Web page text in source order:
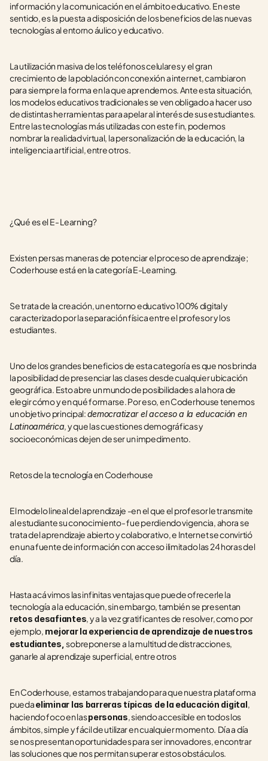
información y la comunicación en el ámbito educativo. En este
sentido, es la puesta a disposición de los beneficios de las nuevas
tecnologías al entorno áulico y educativo.
La utilización masiva de los teléfonos celulares y el gran
crecimiento de la población con conexión a internet, cambiaron
para siempre la forma en la que aprendemos. Ante esta situación,
los modelos educativos tradicionales se ven obligado a hacer uso
de distintas herramientas para apelar al interés de sus estudiantes.
Entre las tecnologías más utilizadas con este fin, podemos
nombrar la realidad virtual, la personalización de la educación, la
inteligencia artificial, entre otros.
¿Qué es el E- Learning?
Existen persas maneras de potenciar el proceso de aprendizaje;
Coderhouse está en la categoría E-Learning.
Se trata de la creación, un entorno educativo 100% digital y
caracterizado por la separación física entre el profesor y los
estudiantes.
Uno de los grandes beneficios de esta categoría es que nos brinda
la posibilidad de presenciar las clases desde cualquier ubicación
geográfica. Esto abre un mundo de posibilidades a la hora de
elegir cómo y en qué formarse. Por eso, en Coderhouse tenemos
un objetivo principal: democratizar el acceso a la educación en
Latinoamérica, y que las cuestiones demográficas y
socioeconómicas dejen de ser un impedimento.
Retos de la tecnología en Coderhouse
El modelo lineal del aprendizaje -en el que el profesor le transmite
al estudiante su conocimiento- fue perdiendo vigencia, ahora se
trata del aprendizaje abierto y colaborativo, e Internet se convirtió
en una fuente de información con acceso ilimitado las 24 horas del
día.
Hasta acá vimos las infinitas ventajas que puede ofrecerle la
retos desafiantes, y a la vez gratificantes de resolver, como por
ejemplo, mejorar la experiencia de aprendizaje de nuestros
estudiantes, sobreponerse a la multitud de distracciones,
ganarle al aprendizaje superficial, entre otros
En Coderhouse, estamos trabajando para que nuestra plataforma
pueda eliminar las barreras típicas de la educación digital,
haciendo foco en las personas, siendo accesible en todos los
ámbitos, simple y fácil de utilizar en cualquier momento.  Día a día
se nos presentan oportunidades para ser innovadores, encontrar
las soluciones que nos permitan superar estos obstáculos.